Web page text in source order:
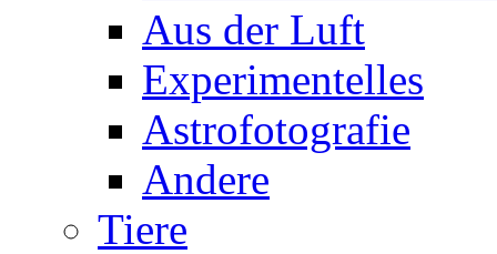
Aus der Luft
Experimentelles
Astrofotografie
Andere
Tiere